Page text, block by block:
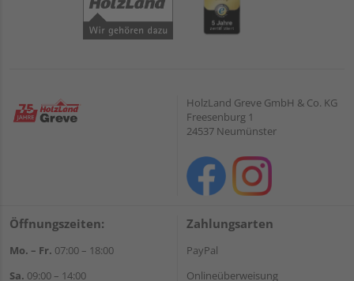
HolzLand Greve GmbH & Co. KG
Freesenburg 1
24537 Neumünster
Öffnungszeiten:
Mo. – Fr. 07:00 – 18:00
Sa. 09:00 – 14:00
Zahlungsarten
PayPal
Onlineüberweisung